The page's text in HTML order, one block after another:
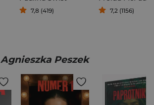
7,8 (419) 7,2 (1156)
Agnieszka Peszek